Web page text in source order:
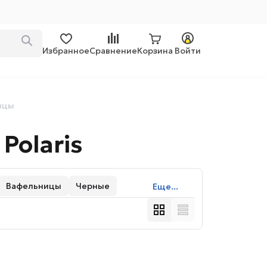
ИзбранноеСравнениеКорзина Войти
Еще...
Вафельницы
Черные